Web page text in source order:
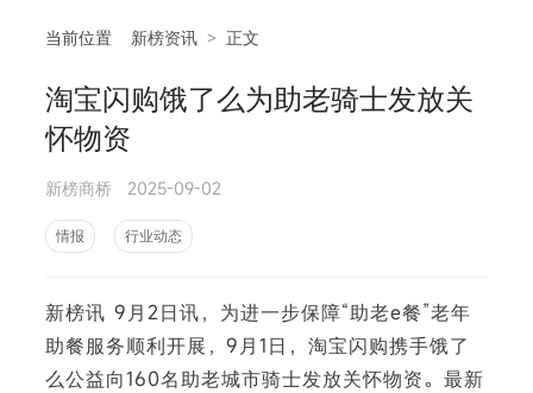
当前位置 新榜资讯 > 正文
淘宝闪购饿了么为助老骑士发放关
怀物资
新榜商桥 2025-09-02
情报 行业动态
新榜讯 9月2日讯，为进一步保障“助老e餐”老年
助餐服务顺利开展，9月1日，淘宝闪购携手饿了
么公益向160名助老城市骑士发放关怀物资。最新